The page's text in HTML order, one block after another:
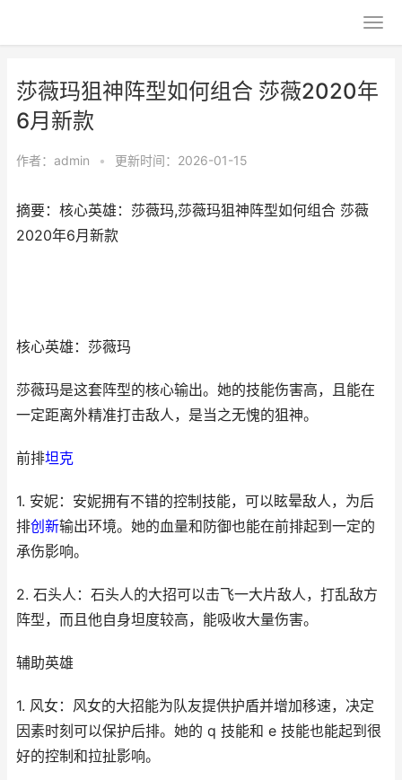
莎薇玛狙神阵型如何组合 莎薇2020年
6月新款
作者： admin • 更新时间：2026-01-15
摘要：核心英雄：莎薇玛,莎薇玛狙神阵型如何组合 莎薇
2020年6月新款
核心英雄：莎薇玛
莎薇玛是这套阵型的核心输出。她的技能伤害高，且能在
一定距离外精准打击敌人，是当之无愧的狙神。
前排坦克
1. 安妮：安妮拥有不错的控制技能，可以眩晕敌人，为后
排创新输出环境。她的血量和防御也能在前排起到一定的
承伤影响。
2. 石头人：石头人的大招可以击飞一大片敌人，打乱敌方
阵型，而且他自身坦度较高，能吸收大量伤害。
辅助英雄
1. 风女：风女的大招能为队友提供护盾并增加移速，决定
因素时刻可以保护后排。她的 q 技能和 e 技能也能起到很
好的控制和拉扯影响。